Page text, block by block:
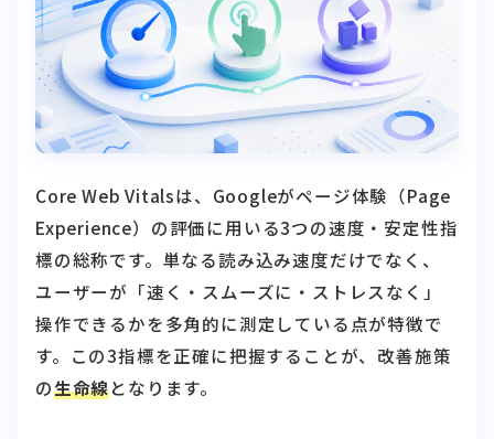
Core Web Vitalsは、Googleがページ体験（Page
標の総称です。単なる読み込み速度だけでなく、
ユーザーが「速く・スムーズに・ストレスなく」
操作できるかを多角的に測定している点が特徴で
す。この3指標を正確に把握することが、改善施策
の生命線 となります。